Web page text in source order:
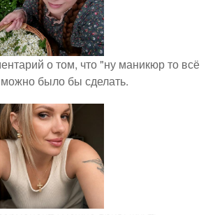
о том, что "ну маникюр то всё
можно было бы сделать.